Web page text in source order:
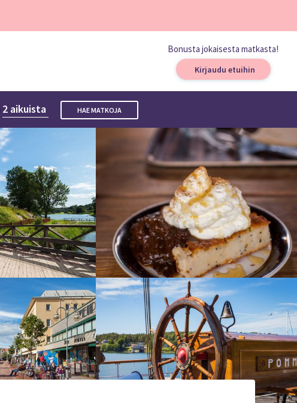
Bonusta jokaisesta matkasta!
Kirjaudu etuihin
2 aikuista HAE MATKOJA